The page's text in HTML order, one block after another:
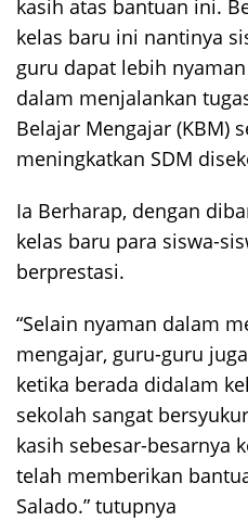
kasih atas bantuan ini.
kelas baru ini nantinya
guru dapat lebih
dalam menjalankan
Belajar Mengajar (KBM)
meningkatkan SDM
Ia Berharap, dengan
kelas baru para siswa-
berprestasi.
“Selain nyaman dalam
mengajar, guru-guru
ketika berada didalam
sekolah sangat
kasih sebesar-besarnya
telah memberikan
Salado.” tutupnya